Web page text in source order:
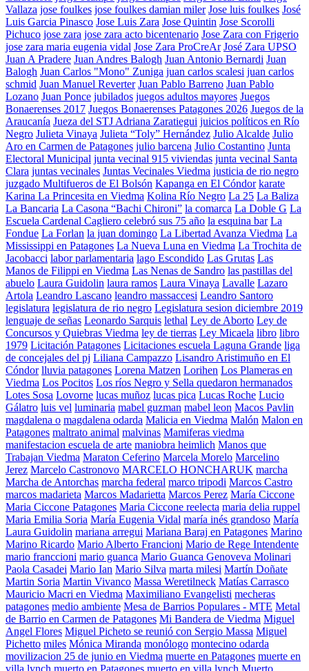
Vallaza jose foulkes jose foulkes damian miler Jose luis foulkes José
Luis Garcia Pinasco Jose Luis Zara Jose Quintin Jose Scorolli
Pichuco jose zara jose zara acto bicentenario Jose Zara con Frigerio
jose zara maria eugenia vidal Jose Zara ProCreAr José Zara UPSO
Juan A Pradere Juan Andres Balogh Juan Antonio Bernardi Juan
Balogh Juan Carlos "Mono" Zuniga juan carlos scalesi juan carlos
schmid Juan Manuel Reverter Juan Pablo Barreno Juan Pablo
Lozano Juan Ponce jubilados juegos adultos mayores Juegos
Bonaerenses 2017 Juegos Bonaerenses Patagones 2026 Juegos de la
Araucanía Jueza del STJ Adriana Zaratiegui juicios políticos en Río
Negro Julieta Vinaya Julieta “Toly” Hernández Julio Alcalde Julio
Aro en Carmen de Patagones julio barcena Julio Costantino Junta
Electoral Municipal junta vecinal 915 viviendas junta vecinal Santa
Clara juntas vecinales Juntas Vecinales Viedma justicia de rio negro
juzgado Multifueros de El Bolsón Kapanga en El Cóndor karate
Karina La Princesita en Viedma Kolina Río Negro La 25 La Baliza
La Bancaria La Casona “Bachi Chironi” la comarca La Doble G La
Escuela Cardenal Cagliero celebró sus 75 año la esquina bar La
Fondue La Forlan la juan domingo La Libertad Avanza Viedma La
Mississippi en Patagones La Nueva Luna en Viedma La Trochita de
Jacobacci labor parlamentaria lago Escondido Las Grutas Las
Manos de Filippi en Viedma Las Nenas de Sandro las pastillas del
abuelo Laura Guidolin laura ramos Laura Vinaya Lavalle Lazaro
Artola Leandro Lascano leandro massaccesi Leandro Santoro
legislatura legislatura de rio negro Legislatura sesion diciembre 2019
lenguaje de señas Leonardo Sarquis lethal Ley de Aborto Ley de
Concursos y Quiebras Viedma ley de tierras Ley Micaela libro libro
1979 Licitación Patagones Licitaciones escuela Laguna Grande liga
de concejales del pj Liliana Campazzo Lisandro Aristimuño en El
Cóndor lluvia patagones Lorena Matzen Lorihen Los Plameras en
Viedma Los Pocitos Los ríos Negro y Sella quedaron hermanados
Lotes Sosa Lovorne lucas muñoz lucas pica Lucas Roche Lucio
Gálatro luis vel luminaria mabel guzman mabel leon Macos Pavlin
magdalena o magdalena odarda Malicia en Viedma Malón Malon en
Patagones maltrato animal malvinas Mamiferas viedma
manifestacion escuela de arte maniobra heimlich Manos que
Trabajan Viedma Maraton Ceferino Marcela Morelo Marcelino
Jerez Marcelo Castronovo MARCELO HONCHARUK marcha
Marcha de Antorchas marcha federal marco tripodi Marcos Castro
marcos madarieta Marcos Madarietta Marcos Perez María Ciccone
Maria Ciccone Patagones Maria Ciccone reelecta maria delia ruppel
Maria Emilia Soria María Eugenia Vidal maría inés grandoso María
Laura Guidolin mariana arregui Mariana Baraj en Patagones Marino
Marino Ricardo Mario Alberto Francioni Mario de Rege Intendente
mario franccioni mario guanca Mario Guanca Genoveva Molinari
Paola Casadei Mario Ian Mario Silva marta milesi Martín Doñate
Martin Soria Martin Vivanco Massa Weretilneck Matías Carrasco
Mauricio Macri en Viedma Maximiliano Evangelisti mecheras
patagones medio ambiente Mesa de Barrios Populares - MTE Metal
de Barrio en Carmen de Patagones Mi Bandera de Viedma Miguel
Angel Flores Miguel Picheto se reunió con Sergio Massa Miguel
Pichetto miles Mónica Miranda monólogo montecino odarda
movilizacion 25 de junio en Viedma muerte en Patagones muerte en
villa lynch muerto en Patagones muerto en villa lynch Muerto